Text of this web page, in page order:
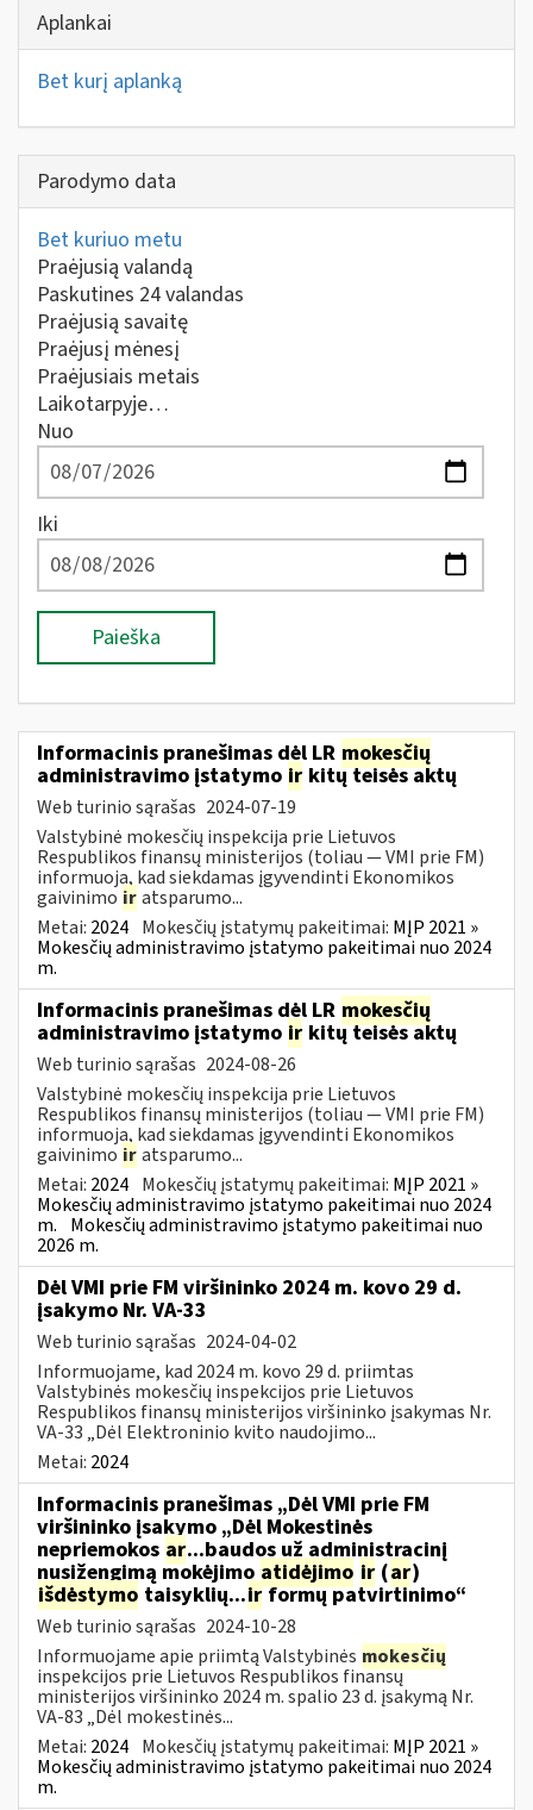
Aplankai
Bet kurį aplanką
Parodymo data
Bet kuriuo metu
Praėjusią valandą
Paskutines 24 valandas
Praėjusią savaitę
Praėjusį mėnesį
Praėjusiais metais
Laikotarpyje…
Nuo
Iki
Paieška
Informacinis pranešimas dėl LR mokesčių
administravimo įstatymo ir kitų teisės aktų
Web turinio sąrašas 2024-07-19
Valstybinė mokesčių inspekcija prie Lietuvos
Respublikos finansų ministerijos (toliau — VMI prie FM)
informuoja, kad siekdamas įgyvendinti Ekonomikos
gaivinimo iratsparumo...
Metai: 2024 Mokesčių įstatymų pakeitimai: MĮP 2021 »
Mokesčių administravimo įstatymo pakeitimai nuo 2024
m.
Informacinis pranešimas dėl LR mokesčių
administravimo įstatymo ir kitų teisės aktų
Web turinio sąrašas 2024-08-26
Valstybinė mokesčių inspekcija prie Lietuvos
Respublikos finansų ministerijos (toliau — VMI prie FM)
informuoja, kad siekdamas įgyvendinti Ekonomikos
gaivinimo iratsparumo...
Metai: 2024 Mokesčių įstatymų pakeitimai: MĮP 2021 »
Mokesčių administravimo įstatymo pakeitimai nuo 2024
m. Mokesčių administravimo įstatymo pakeitimai nuo
2026 m.
Dėl VMI prie FM viršininko 2024 m. kovo 29 d.
įsakymo Nr. VA-33
Web turinio sąrašas 2024-04-02
Informuojame, kad 2024 m. kovo 29 d. priimtas
Valstybinės mokesčių inspekcijos prie Lietuvos
Respublikos finansų ministerijos viršininko įsakymas Nr.
VA-33 „Dėl Elektroninio kvito naudojimo...
Metai: 2024
Informacinis pranešimas „Dėl VMI prie FM
viršininko įsakymo „Dėl Mokestinės
nepriemokos ar...baudos už administracinį
nusižengimą mokėjimo atidėjimo ir (ar)
išdėstymo taisyklių...irformų patvirtinimo“
Web turinio sąrašas 2024-10-28
Informuojame apie priimtą Valstybinės mokesčių
inspekcijos prie Lietuvos Respublikos finansų
ministerijos viršininko 2024 m. spalio 23 d. įsakymą Nr.
VA-83 „Dėl mokestinės...
Metai: 2024 Mokesčių įstatymų pakeitimai: MĮP 2021 »
Mokesčių administravimo įstatymo pakeitimai nuo 2024
m.